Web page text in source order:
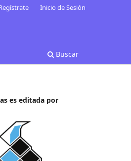
Buscar
Inicio de Sesión
es editada por